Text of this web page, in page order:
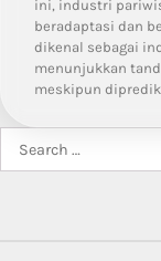
ini, industri
beradaptasi dan
dikenal sebagai
menunjukkan
meskipun
for: